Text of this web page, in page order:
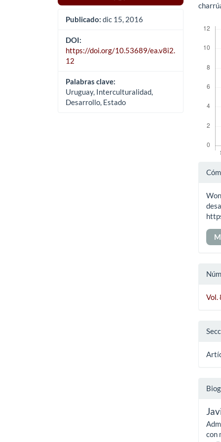
Publicado: dic 15, 2016
DOI:
https://doi.org/10.53689/ea.v8i2.
12
Palabras clave:
Uruguay, Interculturalidad,
Desarrollo, Estado
Vol.
con